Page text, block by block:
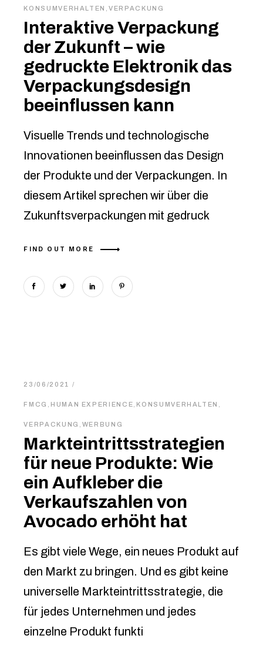
KONSUMVERHALTEN ,VERPACKUNG
Interaktive Verpackung
der Zukunft – wie
gedruckte Elektronik das
Verpackungsdesign
beeinflussen kann
Visuelle Trends und technologische
Innovationen beeinflussen das Design
der Produkte und der Verpackungen. In
diesem Artikel sprechen wir über die
Zukunftsverpackungen mit gedruck
FIND OUT MORE
23/06/2021
FMCG HUMAN EXPERIENCE KONSUMVERHALTEN
VERPACKUNG WERBUNG
Markteintrittsstrategien
für neue Produkte: Wie
ein Aufkleber die
Verkaufszahlen von
Avocado erhöht hat
Es gibt viele Wege, ein neues Produkt auf
den Markt zu bringen. Und es gibt keine
universelle Markteintrittsstrategie, die
für jedes Unternehmen und jedes
einzelne Produkt funkti